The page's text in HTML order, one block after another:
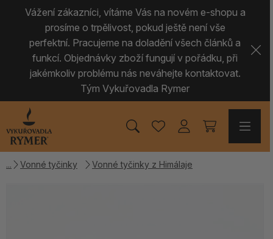
Vážení zákazníci, vítáme Vás na novém e-shopu a
prosíme o trpělivost, pokud ještě není vše
perfektní. Pracujeme na doladění všech článků a
funkcí. Objednávky zboží fungují v pořádku, při
jakémkoliv problému nás neváhejte kontaktovat.
Tým Vykuřovadla Rymer
Vonné tyčinky Vonné tyčinky z Himálaje